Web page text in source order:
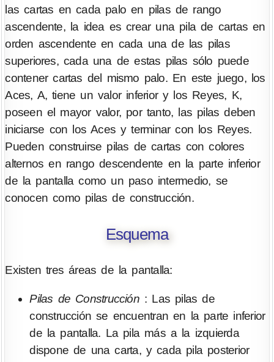
las cartas en cada palo en pilas de rango
ascendente, la idea es crear una pila de cartas en
orden ascendente en cada una de las pilas
superiores, cada una de estas pilas sólo puede
contener cartas del mismo palo. En este juego, los
Aces, A, tiene un valor inferior y los Reyes, K,
poseen el mayor valor, por tanto, las pilas deben
iniciarse con los Aces y terminar con los Reyes.
Pueden construirse pilas de cartas con colores
alternos en rango descendente en la parte inferior
de la pantalla como un paso intermedio, se
conocen como pilas de construcción.
Esquema
Existen tres áreas de la pantalla:
Pilas de Construcción: Las pilas de
construcción se encuentran en la parte inferior
de la pantalla. La pila más a la izquierda
dispone de una carta, y cada pila posterior